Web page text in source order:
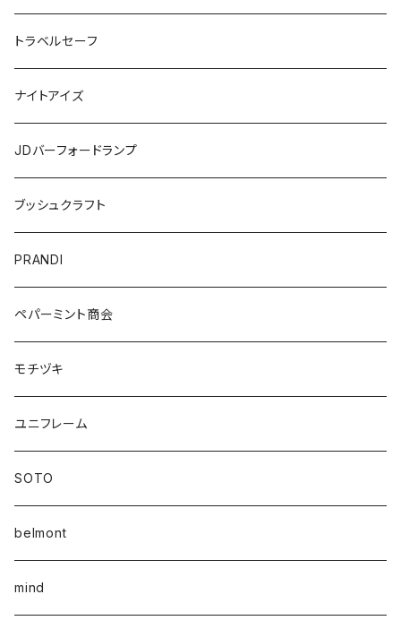
トラベルセーフ
ナイトアイズ
JDバーフォードランプ
ブッシュクラフト
PRANDI
ペパーミント商会
モチヅキ
ユニフレーム
SOTO
belmont
mind